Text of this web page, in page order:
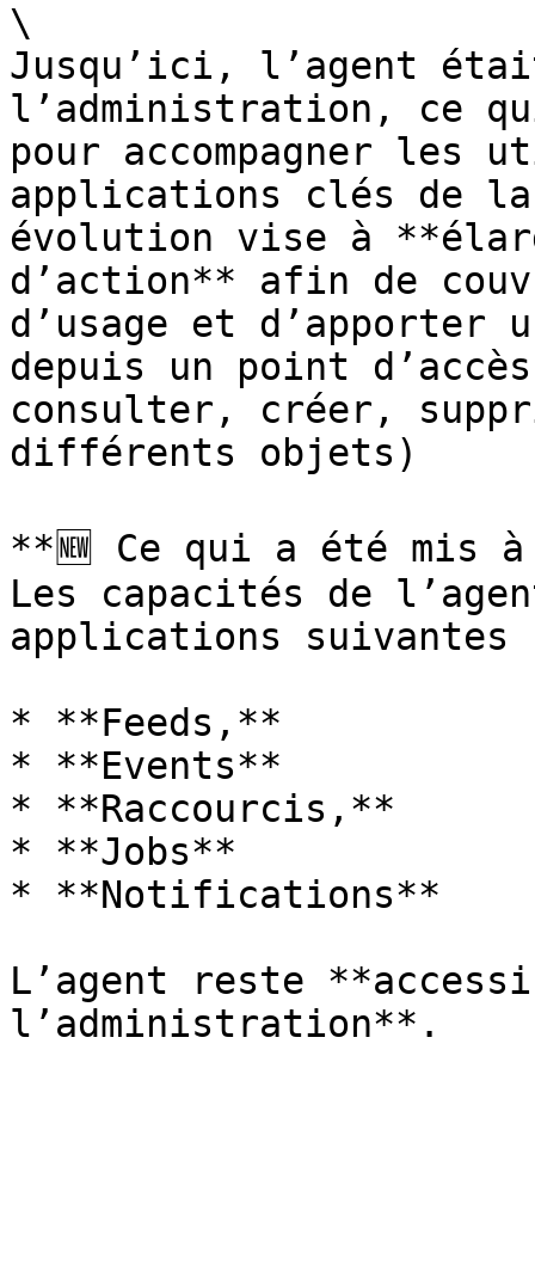
\
Jusqu’ici, l’agent
l’administration, ce
pour accompagner les
applications clés de
évolution vise à
d’action** afin de
d’usage et d’apporter
depuis un point
consulter, créer,
différents objets)
**🆕 Ce qui a été mis
Les capacités de
applications suivantes
* **Feeds,**
* **Events**
* **Raccourcis,**
* **Jobs**
* **Notifications**
L’agent reste